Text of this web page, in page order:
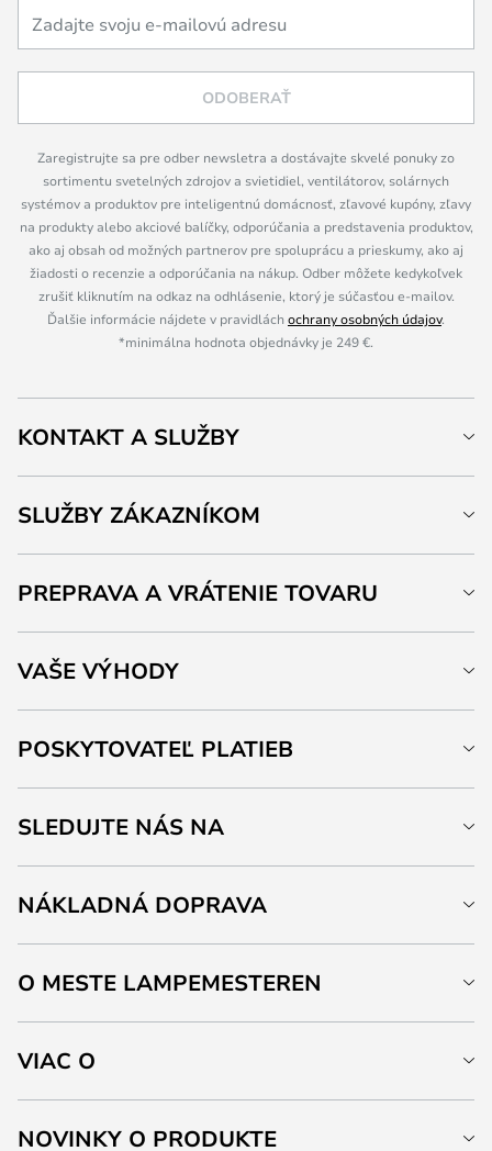
ODOBERAŤ
Zaregistrujte sa pre odber newsletra a dostávajte skvelé ponuky zo
sortimentu svetelných zdrojov a svietidiel, ventilátorov, solárnych
systémov a produktov pre inteligentnú domácnosť, zľavové kupóny, zľavy
na produkty alebo akciové balíčky, odporúčania a predstavenia produktov,
ako aj obsah od možných partnerov pre spoluprácu a prieskumy, ako aj
žiadosti o recenzie a odporúčania na nákup. Odber môžete kedykoľvek
zrušiť kliknutím na odkaz na odhlásenie, ktorý je súčasťou e-mailov.
Ďalšie informácie nájdete v pravidláchochrany osobných údajov.
*minimálna hodnota objednávky je 249 €.
KONTAKT A SLUŽBY
SLUŽBY ZÁKAZNÍKOM
PREPRAVA A VRÁTENIE TOVARU
VAŠE VÝHODY
POSKYTOVATEĽ PLATIEB
SLEDUJTE NÁS NA
NÁKLADNÁ DOPRAVA
O MESTE LAMPEMESTEREN
VIAC O
NOVINKY O PRODUKTE